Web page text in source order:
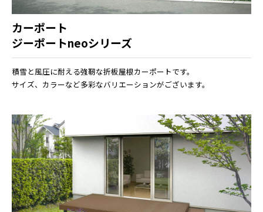
カーポート
ジーポートneoシリーズ
積雪と風圧に耐える強靭な折板屋根カーポートです。
サイズ、カラーなど多彩なバリエーションがございます。